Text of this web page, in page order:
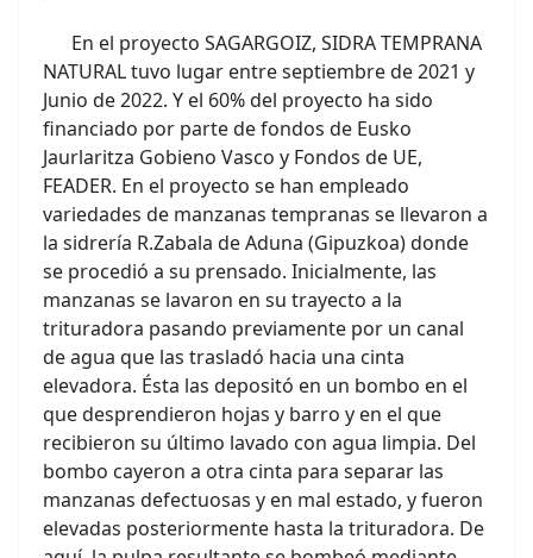
En el proyecto SAGARGOIZ, SIDRA TEMPRANA
NATURAL tuvo lugar entre septiembre de 2021 y
Junio de 2022. Y el 60% del proyecto ha sido
financiado por parte de fondos de Eusko
Jaurlaritza Gobieno Vasco y Fondos de UE,
FEADER. En el proyecto se han empleado
variedades de manzanas tempranas se llevaron a
la sidrería R.Zabala de Aduna (Gipuzkoa) donde
se procedió a su prensado. Inicialmente, las
manzanas se lavaron en su trayecto a la
trituradora pasando previamente por un canal
de agua que las trasladó hacia una cinta
elevadora. Ésta las depositó en un bombo en el
que desprendieron hojas y barro y en el que
recibieron su último lavado con agua limpia. Del
bombo cayeron a otra cinta para separar las
manzanas defectuosas y en mal estado, y fueron
elevadas posteriormente hasta la trituradora. De